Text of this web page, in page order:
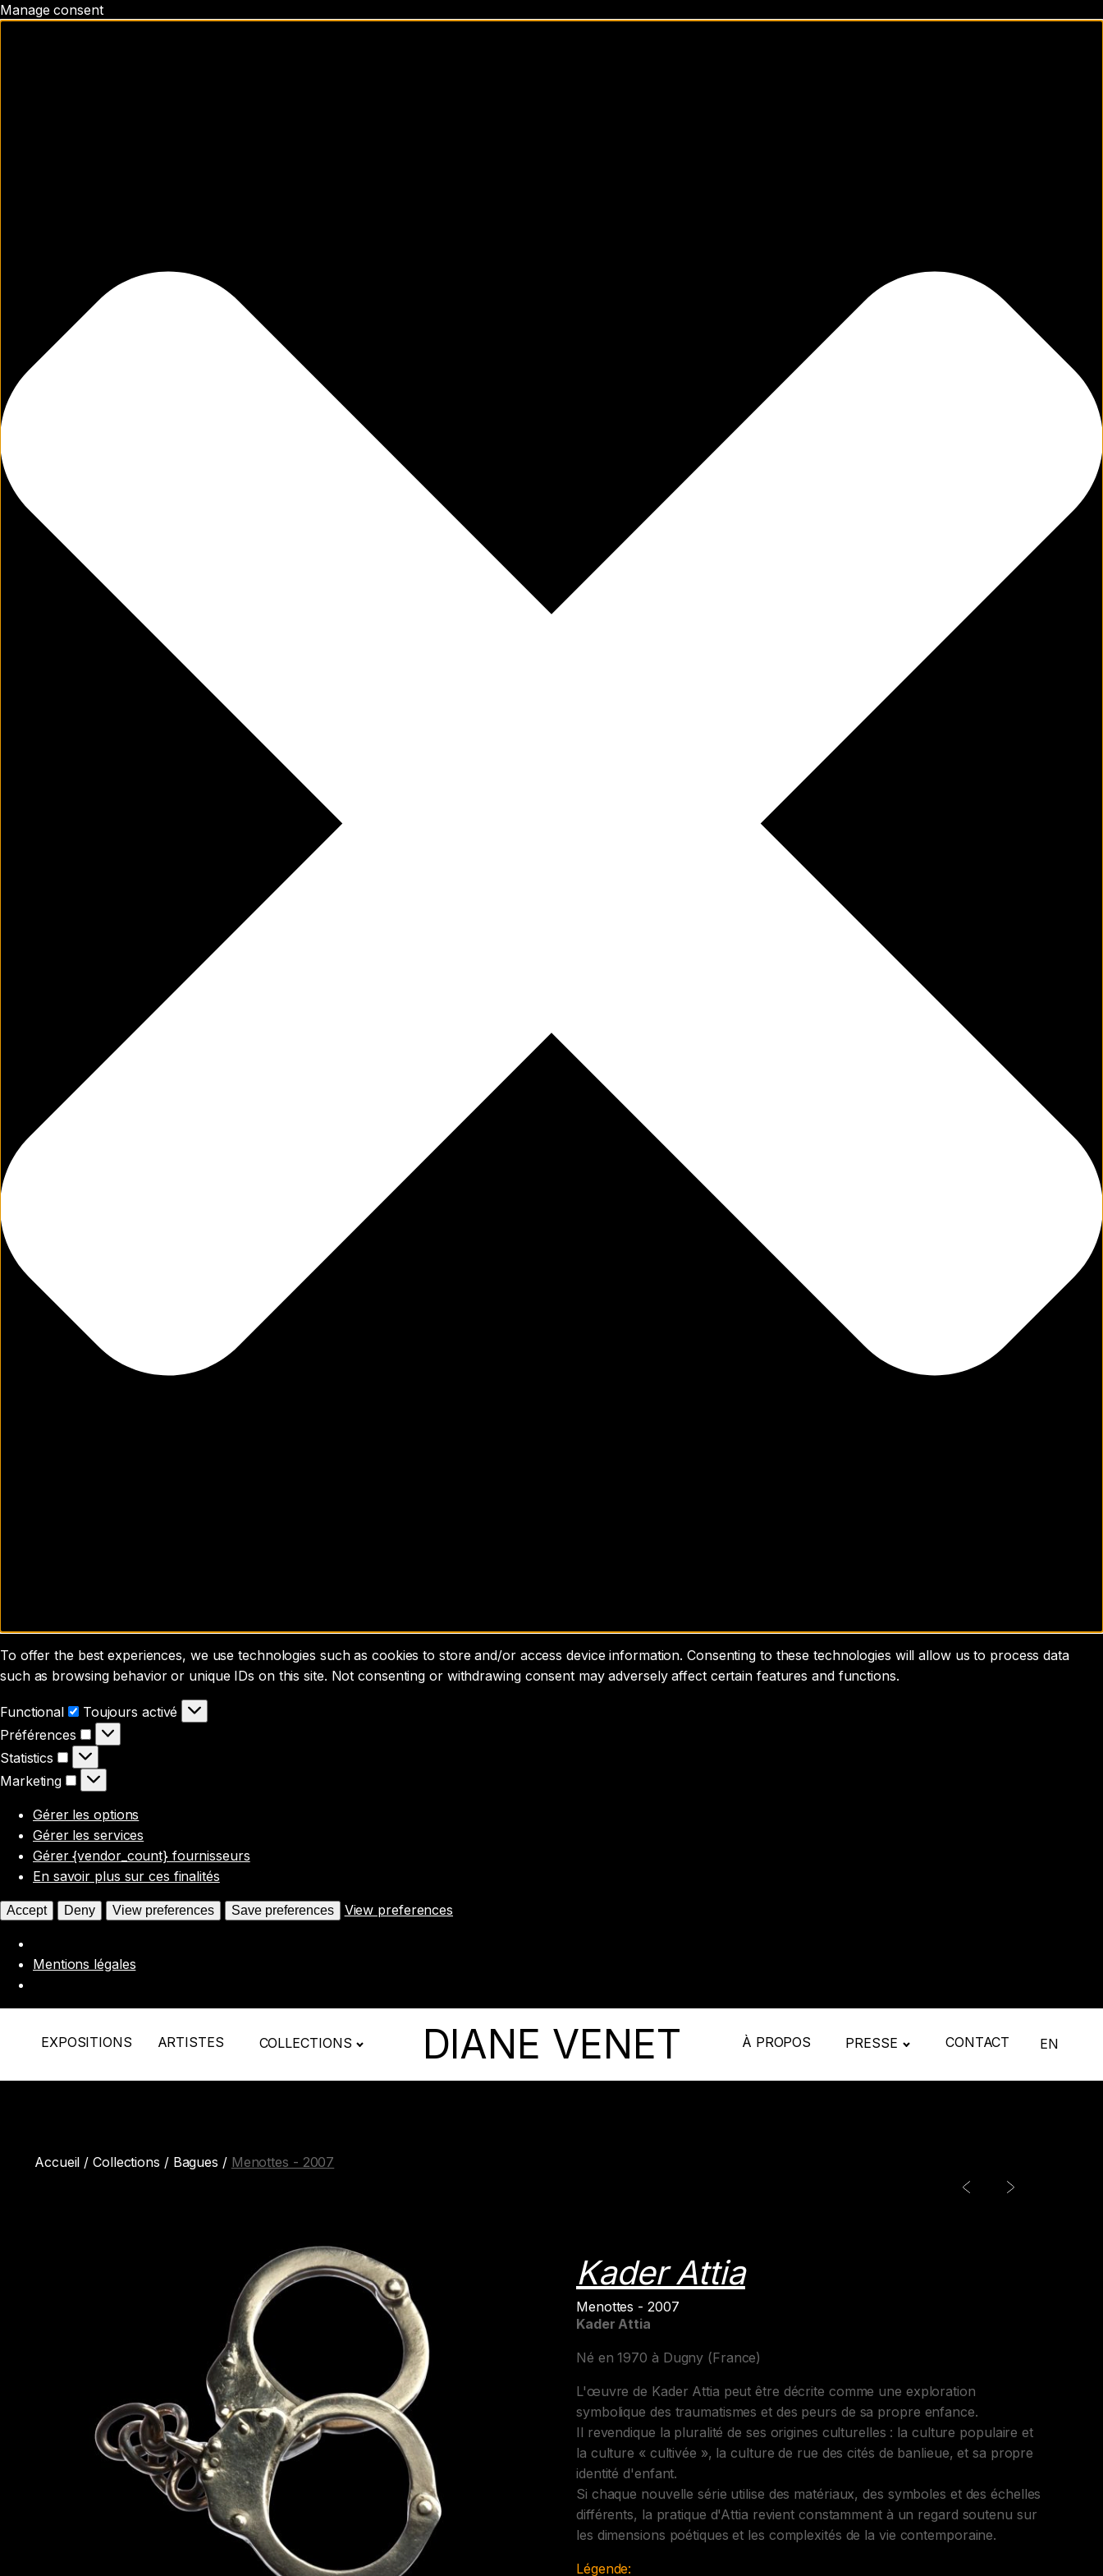
Manage consent
To offer the best experiences, we use technologies such as cookies to store and/or access device information. Consenting to these technologies will allow us to process data
such as browsing behavior or unique IDs on this site. Not consenting or withdrawing consent may adversely affect certain features and functions.
Functional Functional
Toujours activé
Préférences
Préférences
Statistics
Statistics
Marketing
Marketing
Gérer les options
Gérer les services
Gérer {vendor_count} fournisseurs
En savoir plus sur ces finalités
Accept Deny View preferences Save preferences View preferences
Mentions légales
EXPOSITIONS ARTISTES COLLECTIONS DIANE VENET À PROPOS PRESSE CONTACT EN
Accueil /Collections / Bagues / Menottes - 2007
Kader Attia
Menottes - 2007
Kader Attia
Né en 1970 à Dugny (France)
L'œuvre de Kader Attia peut être décrite comme une exploration
symbolique des traumatismes et des peurs de sa propre enfance.
Il revendique la pluralité de ses origines culturelles : la culture populaire et
la culture « cultivée », la culture de rue des cités de banlieue, et sa propre
identité d'enfant.
Si chaque nouvelle série utilise des matériaux, des symboles et des échelles
différents, la pratique d'Attia revient constamment à un regard soutenu sur
les dimensions poétiques et les complexités de la vie contemporaine.
Légende: